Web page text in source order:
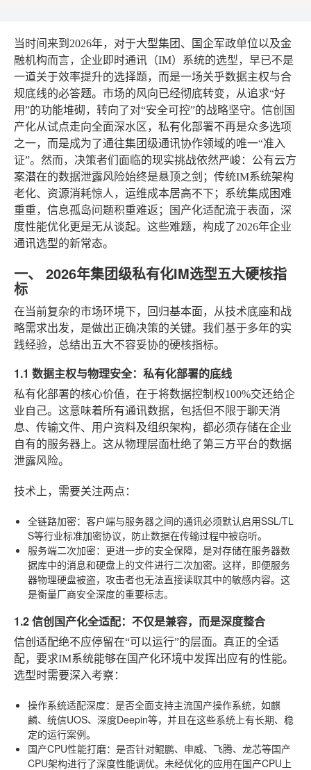
当时间来到2026年，对于大型集团、国企军政单位以及金
融机构而言，企业即时通讯（IM）系统的选型，早已不是
一道关于效率提升的选择题，而是一场关乎数据主权与合
规底线的必答题。市场的风向已经彻底转变，从追求“好
用”的功能堆砌，转向了对“安全可控”的战略坚守。信创国
产化从试点走向全面深水区，私有化部署不再是众多选项
之一，而是成为了通往集团级通讯协作领域的唯一“准入
证”。然而，决策者们面临的现实挑战依然严峻：公有云方
案潜在的数据泄露风险始终是悬顶之剑；传统IM系统架构
老化、资源消耗惊人，运维成本居高不下；系统集成困难
重重，信息孤岛问题积重难返；国产化适配流于表面，深
度性能优化更是无从谈起。这些难题，构成了2026年企业
通讯选型的新常态。
一、 2026年集团级私有化IM选型五大硬核指
标
在当前复杂的市场环境下，回归基本面，从技术底座和战
略需求出发，是做出正确决策的关键。我们基于多年的实
践经验，总结出五大不容妥协的硬核指标。
1.1 数据主权与物理安全：私有化部署的底线
私有化部署的核心价值，在于将数据控制权100%交还给企
业自己。这意味着所有通讯数据，包括但不限于聊天消
息、传输文件、用户资料及组织架构，都必须存储在企业
自有的服务器上。这从物理层面杜绝了第三方平台的数据
泄露风险。
技术上，需要关注两点：
全链路加密：客户端与服务器之间的通讯必须默认启用SSL/TL
S等行业标准加密协议，防止数据在传输过程中被窃听。
服务端二次加密：更进一步的安全保障，是对存储在服务器数
据库中的消息和硬盘上的文件进行二次加密。这样，即便服务
器物理硬盘被盗，攻击者也无法直接读取其中的敏感内容。这
是衡量厂商安全深度的重要标志。
1.2 信创国产化全适配：不仅是兼容，而是深度整合
信创适配绝不应停留在“可以运行”的层面。真正的全适
配，要求IM系统能够在国产化环境中发挥出应有的性能。
选型时需要深入考察：
操作系统适配深度：是否全面支持主流国产操作系统，如麒
麟、统信UOS、深度Deepin等，并且在这些系统上有长期、稳
定的运行案例。
国产CPU性能打磨：是否针对鲲鹏、申威、飞腾、龙芯等国产
CPU架构进行了深度性能调优。未经优化的应用在国产CPU上